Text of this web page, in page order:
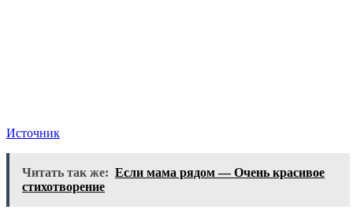
Источник
Читать так же: Если мама рядом — Очень красивое
стихотворение